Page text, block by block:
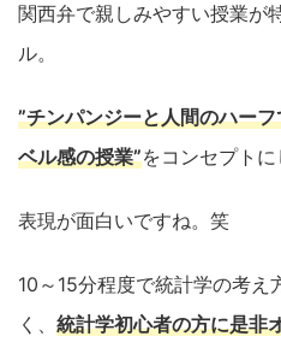
関西弁で親しみやすい授業が
ル。
”チンパンジーと人間のハー
ベル感の授業”をコンセプトに
表現が面白いですね。笑
10～15分程度で統計学の考え
く、 統計学初心者の方に是非